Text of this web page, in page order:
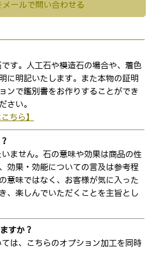
メールで問い合わせる
す。人工石や模造石の場合や、着色
に明記いたします。また本物の証明
ンで鑑別書をお作りすることができ
さい。
ちら】
ません。石の意味や効果は商品の性
効果・効能についての言及は参考程
意味ではなく、お客様が気に入った
、楽しんでいただくことを主旨とし
すか？
は、こちらのオプション加工を同時